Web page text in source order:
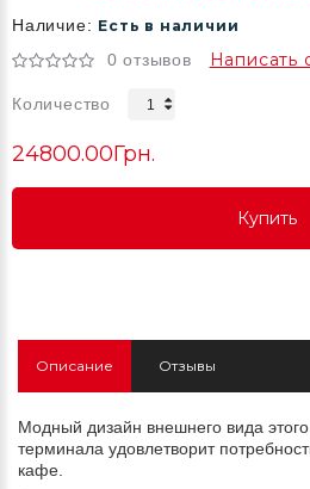
Наличие: Есть в наличии
0 отзывов Написать
Количество
24800.00Грн.
Купить
Купить
Описание Отзывы
Модный дизайн внешнего вида
терминала удовлетворит
кафе.